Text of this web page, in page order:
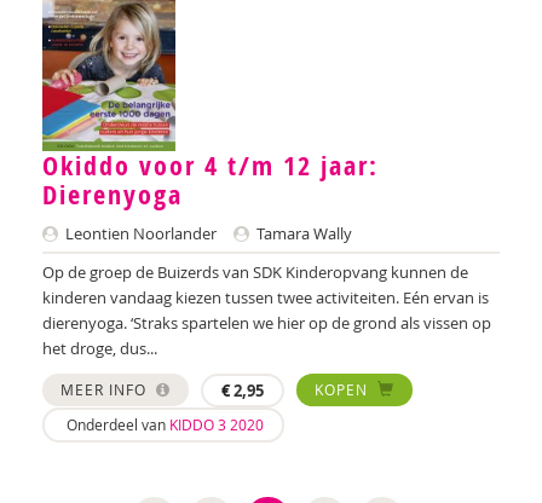
Herman Broekhuizen
Martine Broekhuizen
Daphne Broer
Marik Broere
Miranda Bron
Lola Brouwer
Helma Brouwers
Ymke de Bruijn
Marieke Bruil
Arie de Bruin
Astrid de Bruin
Okiddo voor 4 t/m 12 jaar:
Dierenyoga
Leontien Noorlander
Tamara Wally
Op de groep de Buizerds van SDK Kinderopvang kunnen de
kinderen vandaag kiezen tussen twee activiteiten. Eén ervan is
dierenyoga. ‘Straks spartelen we hier op de grond als vissen op
het droge, dus...
MEER INFO €2,95
KOPEN
Onderdeel van KIDDO 3 2020